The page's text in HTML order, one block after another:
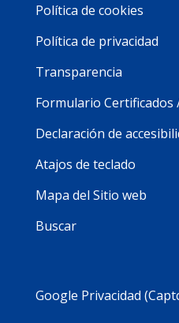
Política de cookies
Política de privacidad
Transparencia
Formulario Certificados
Declaración de
Atajos de teclado
Mapa del Sitio web
Buscar
Google Privacidad